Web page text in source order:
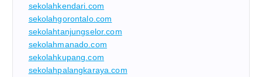
sekolahkendari.com
sekolahgorontalo.com
sekolahtanjungselor.com
sekolahmanado.com
sekolahkupang.com
sekolahpalangkaraya.com